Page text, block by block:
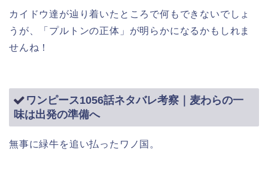
カイドウ達が辿り着いたところで何もできないでしょ
うが、「プルトンの正体」が明らかになるかもしれま
せんね！
ワンピース1056話ネタバレ考察｜麦わらの一
味は出発の準備へ
無事に緑牛を追い払ったワノ国。